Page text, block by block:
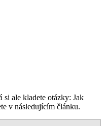
ale kladete otázky: Jak
v následujícím článku.